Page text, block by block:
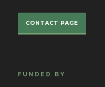
CONTACT PAGE
FUNDED BY